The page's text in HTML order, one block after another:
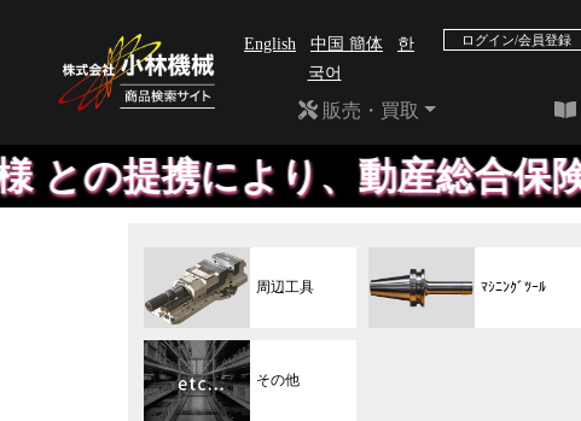
English 中国 簡体
한
국어
ログイン/会員登録
販売・買取
動産総合保険付き の割賦払
周辺工具 ﾏｼﾆﾝｸﾞﾂｰﾙ
その他